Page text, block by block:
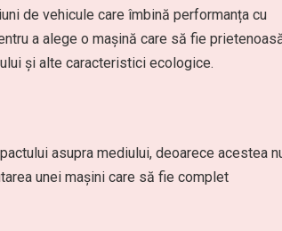
de vehicule care îmbină performanța cu
a alege o mașină care să fie
și alte caracteristici ecologice.
asupra mediului, deoarece acestea
unei mașini care să fie complet